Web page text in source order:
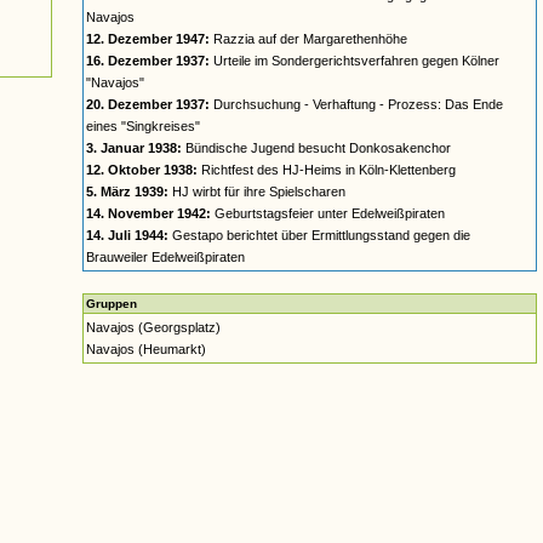
Navajos
12. Dezember 1947: Razzia auf der Margarethenhöhe
16. Dezember 1937: Urteile im Sondergerichtsverfahren gegen Kölner
"Navajos"
20. Dezember 1937: Durchsuchung - Verhaftung - Prozess: Das Ende
eines "Singkreises"
3. Januar 1938: Bündische Jugend besucht Donkosakenchor
12. Oktober 1938: Richtfest des HJ-Heims in Köln-Klettenberg
5. März 1939: HJ wirbt für ihre Spielscharen
14. November 1942: Geburtstagsfeier unter Edelweißpiraten
14. Juli 1944: Gestapo berichtet über Ermittlungsstand gegen die
Brauweiler Edelweißpiraten
Gruppen
Navajos (Georgsplatz)
Navajos (Heumarkt)